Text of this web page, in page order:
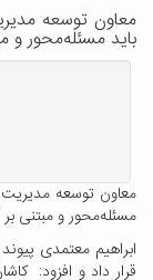
معاون توسعه
باید مسئله‌محور و
معاون توسعه
مسئله‌محور و مبتنی
ابراهیم معتمدی